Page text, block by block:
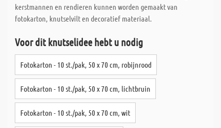
kerstmannen en rendieren kunnen worden gemaakt van
fotokarton, knutselvilt en decoratief materiaal.
Voor dit knutselidee hebt u nodig
Fotokarton - 10 st./pak, 50 x 70 cm, robijnrood
Fotokarton - 10 st./pak, 50 x 70 cm, lichtbruin
Fotokarton - 10 st./pak, 50 x 70 cm, wit